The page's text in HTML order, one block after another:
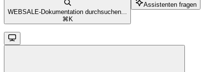
WEBSALE-Dokumentation durchsuchen...
⌘ K
Assistenten fragen